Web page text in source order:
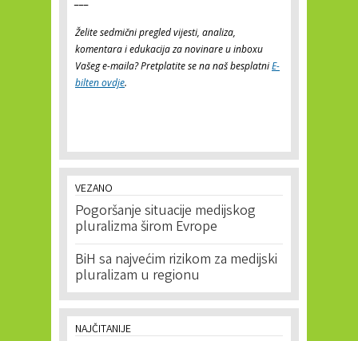
Želite sedmični pregled vijesti, analiza,
komentara i edukacija za novinare u inboxu
Vašeg e-maila? Pretplatite se na naš besplatniE-
bilten ovdje.
VEZANO
Pogoršanje situacije medijskog
pluralizma širom Evrope
BiH sa najvećim rizikom za medijski
pluralizam u regionu
NAJČITANIJE